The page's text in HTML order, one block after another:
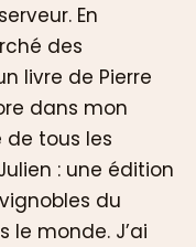
En
des
livre de Pierre
dans mon
de tous les
: une édition
du
monde. J’ai